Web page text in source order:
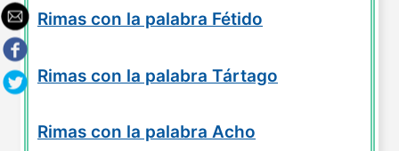
Rimas con la palabra Fétido
Rimas con la palabra Tártago
Rimas con la palabra Acho